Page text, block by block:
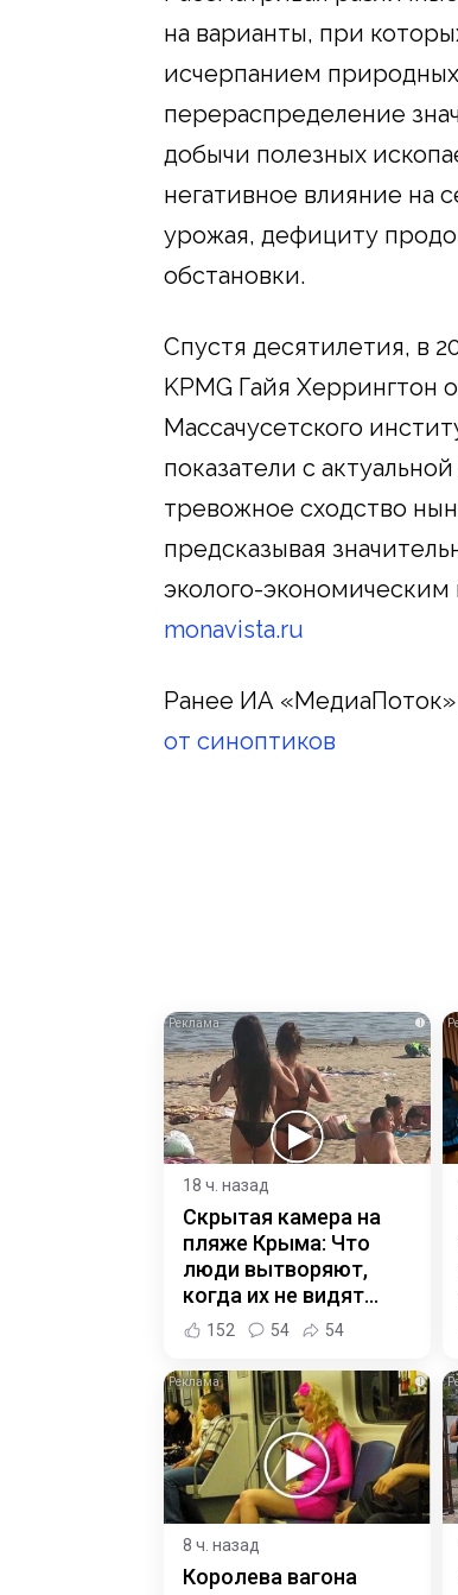
на варианты, при
исчерпанием
перераспределение
добычи полезных
негативное влияние на
урожая, дефициту
обстановки.
Спустя десятилетия, в
KPMG Гайя Херрингтон
Массачусетского
показатели с
тревожное сходство
предсказывая
эколого-
monavista.ru
Ранее ИА «МедиаПоток»
от синоптиков
i
18 ч. назад
Скрытая камера на
пляже Крыма: Что
люди вытворяют,
когда их не видят...
152 54 54
i
8 ч. назад
Королева вагона